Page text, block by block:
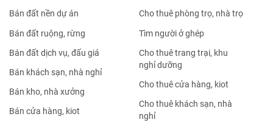
Bán đất nền dự án
Bán đất ruộng, rừng
Bán đất dịch vụ, đấu giá
Bán khách sạn, nhà nghỉ
Bán kho, nhà xưởng
Bán cửa hàng, kiot
Cho thuê phòng trọ, nhà trọ
Tìm người ở ghép
Cho thuê trang trại, khu
nghỉ dưỡng
Cho thuê cửa hàng, kiot
Cho thuê khách sạn, nhà
nghỉ